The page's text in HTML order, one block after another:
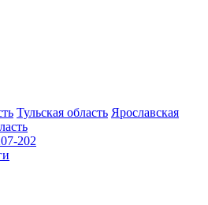
Тульская область Ярославская
202